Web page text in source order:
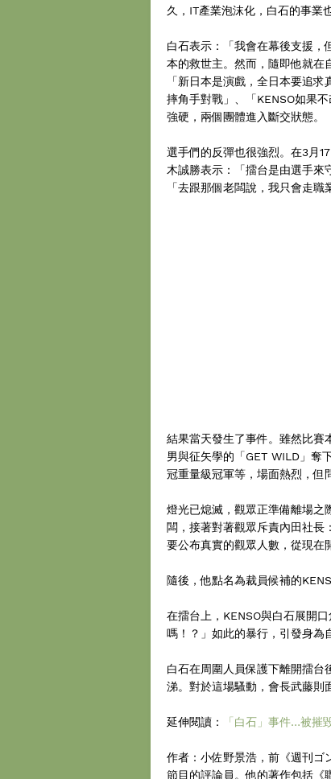
久，IT產業泡沫化，白石的事業
白石表示：「我會在幕後支援，
本的救世主。然而，隨即他就
「新日本是演戲，全日本要追
摔角手對戰」、「KENSO如果
強硬，兩個團體進入斷交狀態。
選手們的反彈也很強烈。在3月
木誠勝表示：「擂台是由選手來
「去跟那個老闆說，我只會走
結果當天發生了事件。雖然比賽
男與征矢學的「GET WILD」奪
冠重量級冠軍等，場面熱烈，但
燈光已熄滅，觀眾正準備離場之
闆，接著對著觀眾斥責內田社長
要公布真實的觀眾人數，從現在
隨後，他點名為裁員候補的
在擂台上，KENSO與白石展開
嗎！？」如此的暴行，引發身為
白石在周圍人員保護下離開擂台
涕。對於這場騷動，會長武藤則
延伸閱讀： 「白石」事件…被摧
作者：小佐野景浩，前《週刊ゴ
節目的評論員。他的著作包括《